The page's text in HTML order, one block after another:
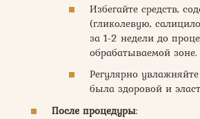
Избегайте средств,
(гликолевую,
за 1-2 недели до
обрабатываемой зоне.
Регулярно
была здоровой и
После процедуры: